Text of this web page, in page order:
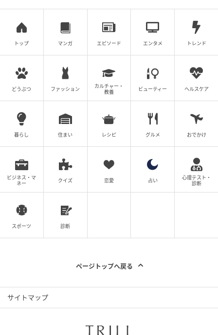
マイナビウーマン
ちなみにSoruleでは5月にアウトバスアイテムも2品発
売されました。「ソフニングミルク R」をプラスして
使えばさらにダメージ補修がかないますよ。軽やかに
仕上げたい人は「ソフニングオイルミスト R」を選ん
でみてくださいね。
「SHINE」ラインの発売を記念して7月17日より期間
限定のポップアップストアが開催されるそう。
「SHINE」ラインが先行販売される他、ブランドミュ
ーズを務める韓国発の8人組女性アイドルグループ
「Hearts2Hearts」の新ビジュアル、ポップアップ会
場限定動画が放映されるのだとか。いち早く
トップ マンガ エピソード エンタメ トレンド
どうぶつ ファッション
カルチャー・
教養
ビューティー ヘルスケア
暮らし 住まい レシピ グルメ おでかけ
ビジネス・マ
ネー
クイズ 恋愛 占い
心理テスト・
診断
スポーツ 診断
ページトップへ戻る
サイトマップ